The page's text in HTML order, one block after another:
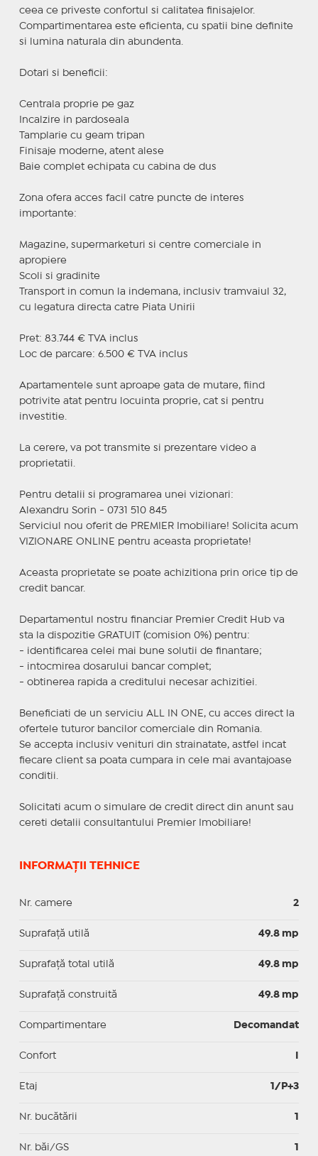
ceea ce priveste confortul si calitatea finisajelor.
Compartimentarea este eficienta, cu spatii bine definite
si lumina naturala din abundenta.
Dotari si beneficii:
Centrala proprie pe gaz
Incalzire in pardoseala
Tamplarie cu geam tripan
Finisaje moderne, atent alese
Baie complet echipata cu cabina de dus
Zona ofera acces facil catre puncte de interes
importante:
Magazine, supermarketuri si centre comerciale in
apropiere
Scoli si gradinite
Transport in comun la indemana, inclusiv tramvaiul 32,
cu legatura directa catre Piata Unirii
Pret: 83.744 € TVA inclus
Loc de parcare: 6.500 € TVA inclus
Apartamentele sunt aproape gata de mutare, fiind
potrivite atat pentru locuinta proprie, cat si pentru
investitie.
La cerere, va pot transmite si prezentare video a
proprietatii.
Pentru detalii si programarea unei vizionari:
Alexandru Sorin - 0731 510 845
Serviciul nou oferit de PREMIER Imobiliare! Solicita acum
VIZIONARE ONLINE pentru aceasta proprietate!
Aceasta proprietate se poate achizitiona prin orice tip de
credit bancar.
Departamentul nostru financiar Premier Credit Hub va
sta la dispozitie GRATUIT (comision 0%) pentru:
- identificarea celei mai bune solutii de finantare;
- intocmirea dosarului bancar complet;
- obtinerea rapida a creditului necesar achizitiei.
Beneficiati de un serviciu ALL IN ONE, cu acces direct la
ofertele tuturor bancilor comerciale din Romania.
Se accepta inclusiv venituri din strainatate, astfel incat
fiecare client sa poata cumpara in cele mai avantajoase
conditii.
Solicitati acum o simulare de credit direct din anunt sau
cereti detalii consultantului Premier Imobiliare!
INFORMAȚII TEHNICE
Nr. camere 2
Suprafaţă utilă 49.8 mp
Suprafaţă total utilă 49.8 mp
Suprafaţă construită 49.8 mp
Compartimentare Decomandat
Confort
Etaj 1/P+3
Nr. bucătării 1
Nr. băi/GS 1